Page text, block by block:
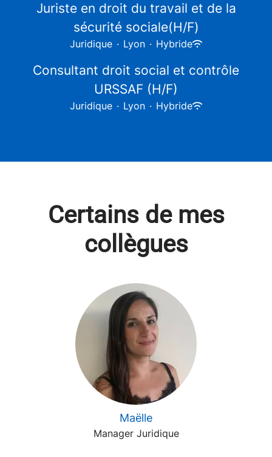
Juriste en droit du travail et de la
sécurité sociale(H/F)
Juridique · Lyon · Hybride
Consultant droit social et contrôle
URSSAF (H/F)
Juridique · Lyon · Hybride
Certains de mes
collègues
Maëlle
Manager Juridique